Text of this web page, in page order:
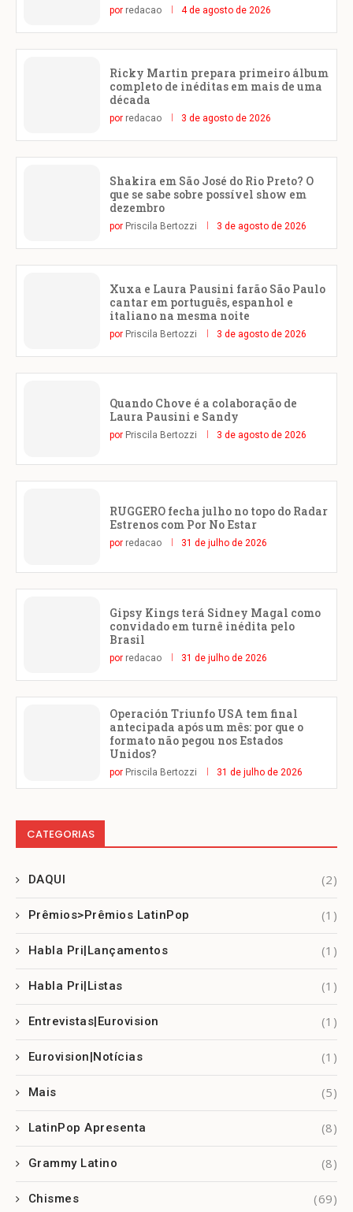
por redacao 4 de agosto de 2026
Ricky Martin prepara primeiro álbum
completo de inéditas em mais de uma
década
por redacao 3 de agosto de 2026
Shakira em São José do Rio Preto? O
que se sabe sobre possível show em
dezembro
por Priscila Bertozzi 3 de agosto de 2026
Xuxa e Laura Pausini farão São Paulo
cantar em português, espanhol e
italiano na mesma noite
por Priscila Bertozzi 3 de agosto de 2026
Quando Chove é a colaboração de
Laura Pausini e Sandy
por Priscila Bertozzi 3 de agosto de 2026
RUGGERO fecha julho no topo do Radar
Estrenos com Por No Estar
por redacao 31 de julho de 2026
Gipsy Kings terá Sidney Magal como
convidado em turnê inédita pelo
Brasil
por redacao 31 de julho de 2026
Operación Triunfo USA tem final
antecipada após um mês: por que o
formato não pegou nos Estados
Unidos?
por Priscila Bertozzi 31 de julho de 2026
CATEGORIAS
DAQUI (2)
Prêmios>Prêmios LatinPop (1)
Habla Pri|Lançamentos (1)
Habla Pri|Listas (1)
Entrevistas|Eurovision (1)
Eurovision|Notícias (1)
Mais (5)
LatinPop Apresenta (8)
Grammy Latino (8)
Chismes (69)